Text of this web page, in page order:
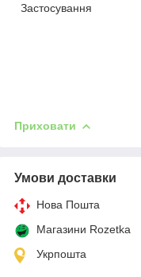
Застосування
Приховати
Умови доставки
Нова Пошта
Магазини Rozetka
Укрпошта